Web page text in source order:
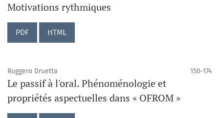
Motivations rythmiques
PDF HTML
Ruggero Druetta 150-174
Le passif à l'oral. Phénoménologie et
propriétés aspectuelles dans « OFROM »